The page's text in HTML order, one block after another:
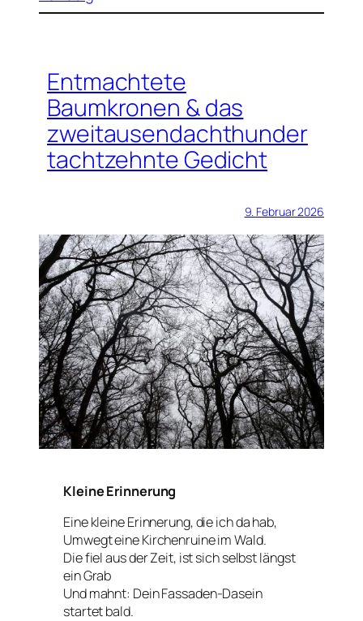
Entmachtete
Baumkronen & das
zweitausendachthunder
tachtzehnte Gedicht
9. Februar 2026
Kleine Erinnerung
Eine kleine Erinnerung, die ich da hab,
Umwegt eine Kirchenruine im Wald.
Die fiel aus der Zeit, ist sich selbst längst
ein Grab
Und mahnt: Dein Fassaden-Dasein
startet bald.